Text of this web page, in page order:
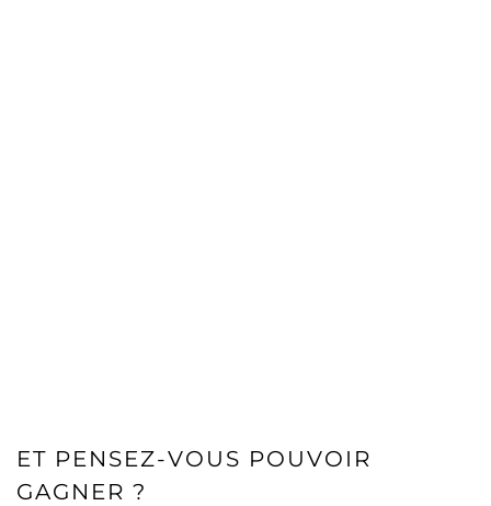
ET PENSEZ-VOUS POUVOIR
GAGNER ?